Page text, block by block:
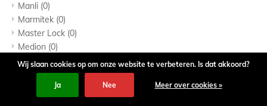
inloggen menu
Manli (0)
Marmitek (0)
Master Lock (0)
Medion (0)
MEGA(0)
Melitta(1)
Merkloos(0)
Wij slaan cookies op om onze website te verbeteren. Is dat akkoord?
Ja Nee Meer over cookies »